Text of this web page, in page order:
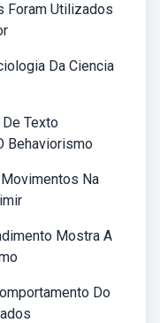
Foram Utilizados
Da Ciencia
Texto
Behaviorismo
Na
Mostra A
Do